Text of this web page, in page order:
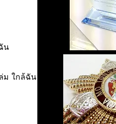
น
ม ใกล้ฉัน